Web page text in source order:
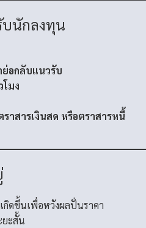
นักลงทุน
อกลับแนวรับ
มง
าสารเงินสด หรือตราสารหนี้
กิดขึ้นเพื่อหวังผลปั่นราคา
ยะสั้น